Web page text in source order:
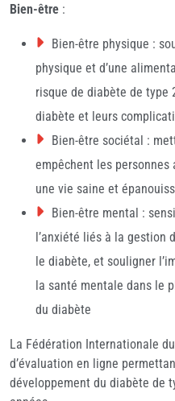
Bien-être :
Bien-être physique :
physique et d’une
risque de diabète de type
diabète et leurs
Bien-être sociétal :
empêchent les
une vie saine et
Bien-être mental :
l’anxiété liés à la gestion
le diabète, et souligner
la santé mentale dans le
du diabète
La Fédération Internationale
d’évaluation en ligne
développement du diabète de